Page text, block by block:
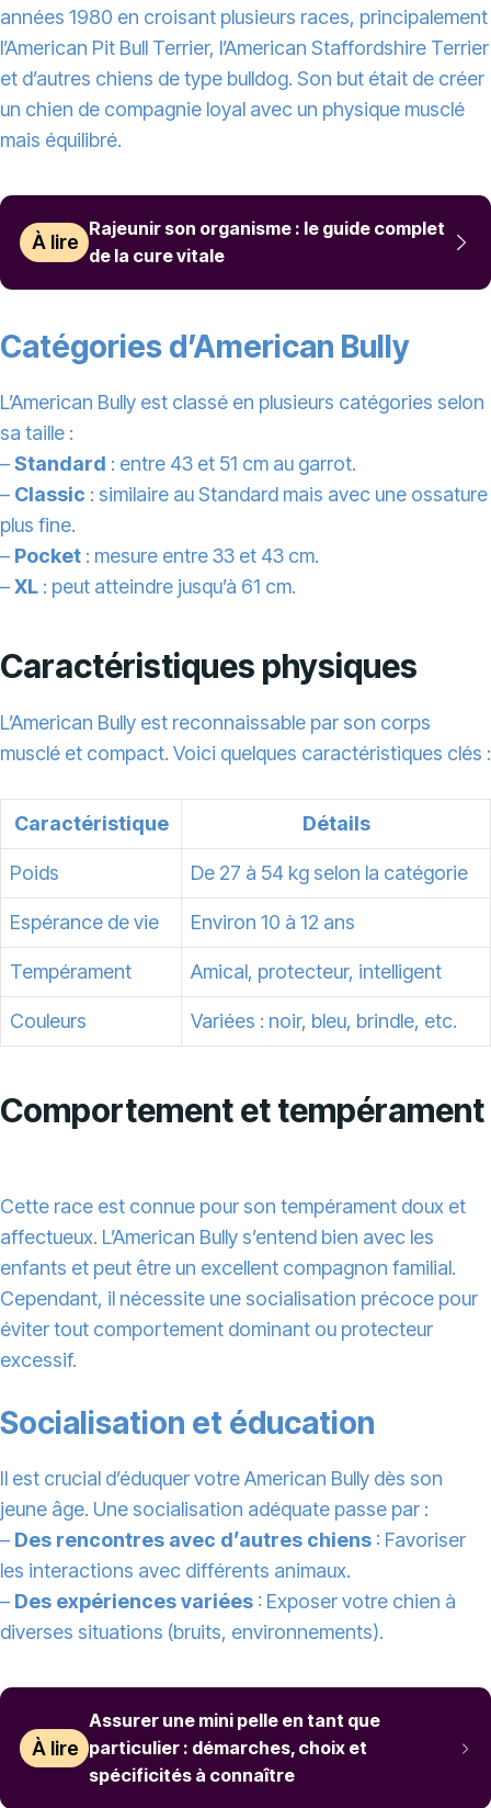
années 1980 en croisant plusieurs races, principalement
l’American Pit Bull Terrier, l’American Staffordshire Terrier
et d’autres chiens de type bulldog. Son but était de créer
un chien de compagnie loyal avec un physique musclé
mais équilibré.
À lire
Rajeunir son organisme : le guide complet
de la cure vitale
Catégories d’American Bully
L’American Bully est classé en plusieurs catégories selon
sa taille :
–Standard : entre 43 et 51 cm au garrot.
– Classic : similaire au Standard mais avec une ossature
plus fine.
– Pocket : mesure entre 33 et 43 cm.
–XL : peut atteindre jusqu’à 61 cm.
Caractéristiques physiques
L’American Bully est reconnaissable par son corps
musclé et compact. Voici quelques caractéristiques clés :
Caractéristique Détails
Poids De 27 à 54 kg selon la catégorie
Espérance de vie Environ 10 à 12 ans
Tempérament Amical, protecteur, intelligent
Couleurs Variées : noir, bleu, brindle, etc.
Comportement et tempérament
Cette race est connue pour son tempérament doux et
affectueux. L’American Bully s’entend bien avec les
enfants et peut être un excellent compagnon familial.
Cependant, il nécessite une socialisation précoce pour
éviter tout comportement dominant ou protecteur
excessif.
Socialisation et éducation
Il est crucial d’éduquer votre American Bully dès son
jeune âge. Une socialisation adéquate passe par :
– Des rencontres avec d’autres chiens : Favoriser
les interactions avec différents animaux.
– Des expériences variées : Exposer votre chien à
diverses situations (bruits, environnements).
À lire
Assurer une mini pelle en tant que
particulier : démarches, choix et
spécificités à connaître